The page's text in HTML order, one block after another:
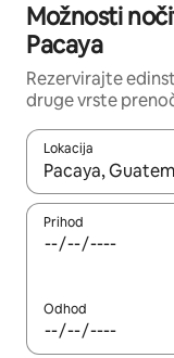
Možnosti
Pacaya
Rezervirajte
druge vrste
Lokacija
Ko so rezultati na
Prihod
Odhod